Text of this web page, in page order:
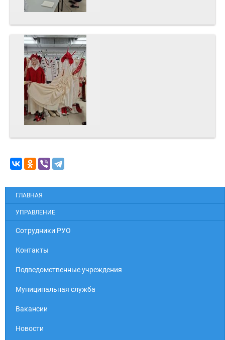
ГЛАВНАЯ
УПРАВЛЕНИЕ
Cотрудники РУО
Контакты
Подведомственные учреждения
Муниципальная служба
Вакансии
Новости